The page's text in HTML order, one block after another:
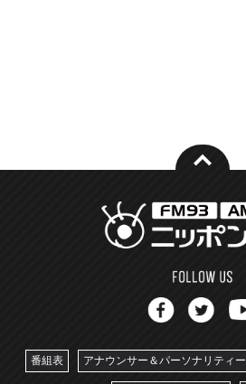
番組表 アナウンサー＆パーソナリティー